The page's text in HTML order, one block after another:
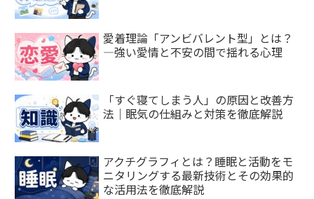
愛着理論「アンビバレント型」とは？
—強い愛情と不安の間で揺れる心理
「すぐ寝てしまう人」の原因と改善方
法｜眠気の仕組みと対策を徹底解説
アクチグラフィとは？睡眠と活動をモ
ニタリングする最新技術とその効果的
な活用法を徹底解説